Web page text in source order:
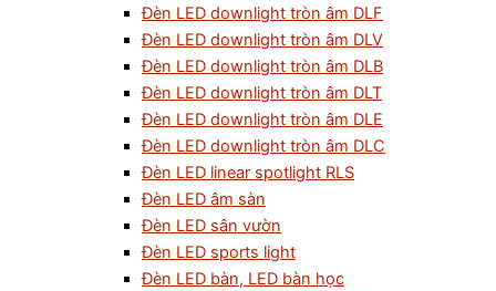
Đèn LED downlight tròn âm DLF
Đèn LED downlight tròn âm DLV
Đèn LED downlight tròn âm DLB
Đèn LED downlight tròn âm DLT
Đèn LED downlight tròn âm DLE
Đèn LED downlight tròn âm DLC
Đèn LED linear spotlight RLS
Đèn LED âm sàn
Đèn LED sân vườn
Đèn LED sports light
Đèn LED bàn, LED bàn học